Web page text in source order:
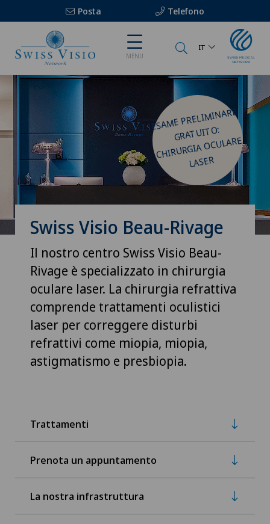
Posta Telefono
MENU
IT
ESA
ME PRELI
MINARE
GRATUITO:
CHIRURGIA OCULARE
LASER
Swiss Visio Beau-Rivage
Il nostro centro Swiss Visio Beau-
Rivage è specializzato in chirurgia
oculare laser. La chirurgia refrattiva
comprende trattamenti oculistici
laser per correggere disturbi
refrattivi come miopia, miopia,
astigmatismo e presbiopia.
Trattamenti
Prenota un appuntamento
La nostra infrastruttura